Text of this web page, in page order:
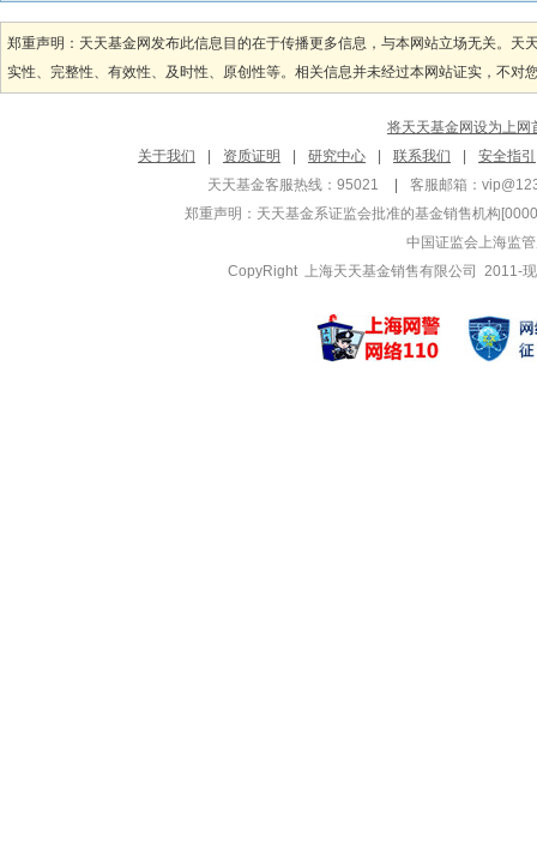
管理基金
长盛货币B
长盛稳益6个月C
管理基金
长盛盛辉混
长盛盛辉混
管理基金
长盛城镇化主题混
管理基金
长盛可转债
长盛可转债
管理基金
长盛同鑫行
郑重声明：天天基金网发布此信息目的在于传播更多信息，与本网站立场无关。
实性、完整性、有效性、及时性、原创性等。相关信息并未经过本网站证实，不
将天天基金网设为上网
关于我们
资质证明 研究中心 联系我们
安全指引
天天基金客服热线：95021
客服邮箱：
郑重声明： 天天基金系证监会批准的基金销售机构
中国证监会上海监
CopyRight 上海天天基金销售有限公司 2011-